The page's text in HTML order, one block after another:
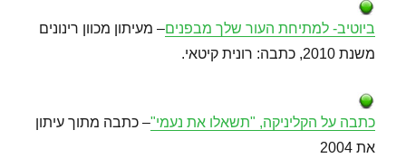
ביוטיב- למתיחת העור שלך מבפנים– מעיתון מכוון רינונים
משנת 2010, כתבה: רונית קיטאי.
כתבה על הקליניקה, "תשאלו את נעמי"– כתבה מתוך עיתון
את 2004